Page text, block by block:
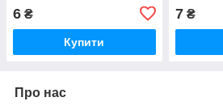
6 ₴
Купити
7₴
Про нас